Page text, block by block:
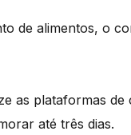
de alimentos, o
as plataformas
até três dias.